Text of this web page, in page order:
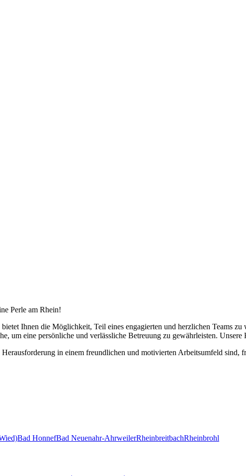
Perle am Rhein!
Ihnen die Möglichkeit, Teil eines engagierten und herzlichen Teams
um eine persönliche und verlässliche Betreuung zu gewährleisten.
Herausforderung in einem freundlichen und motivierten Arbeitsumfeld sind,
Bad HonnefBad Neuenahr-AhrweilerRheinbreitbachRheinbrohl